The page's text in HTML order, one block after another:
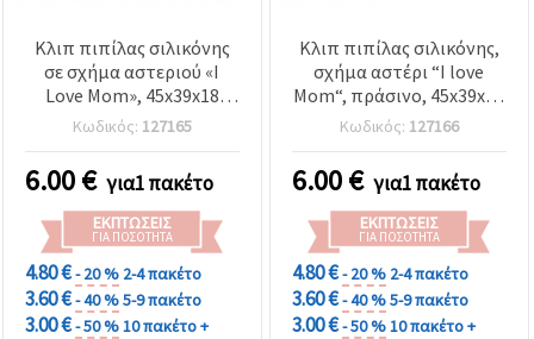
Κλιπ πιπίλας σιλικόνης
σε σχήμα αστεριού «I
Love Mom», 45x39x18
mm, μπλε - 1 τεμάχιο
Κωδικός: 127165
6.00€ για1 πακέτο
ΕΚΠΤΏΣΕΙΣ
ΓΙΑ ΠΟΣΌΤΗΤΑ
4.80 €- 20 % 2-4 πακέτο
3.60 €- 40 %5-9 πακέτο
3.00 €- 50 %10 πακέτο +
Κλιπ πιπίλας σιλικόνης,
σχήμα αστέρι “I love
Mom“, πράσινο, 45x39x18
mm – 1 τεμ.
Κωδικός: 127166
6.00€ για1 πακέτο
ΕΚΠΤΏΣΕΙΣ
ΓΙΑ ΠΟΣΌΤΗΤΑ
4.80 €- 20 % 2-4 πακέτο
3.60 €- 40 %5-9 πακέτο
3.00 €- 50 %10 πακέτο +